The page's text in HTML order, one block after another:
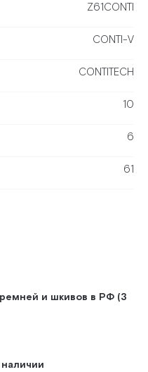
Z61CONTI
CONTI-V
CONTITECH
10
6
61
и шкивов в РФ (3